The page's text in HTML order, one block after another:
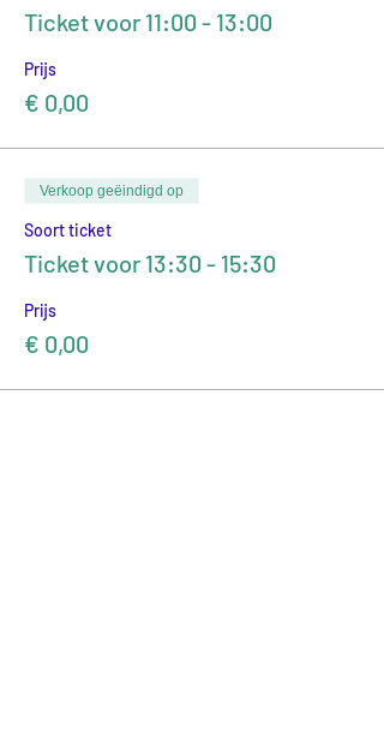
Ticket voor 11:00 - 13:00
Prijs
€ 0,00
Verkoop geëindigd op
Soort ticket
Ticket voor 13:30 - 15:30
Prijs
€ 0,00